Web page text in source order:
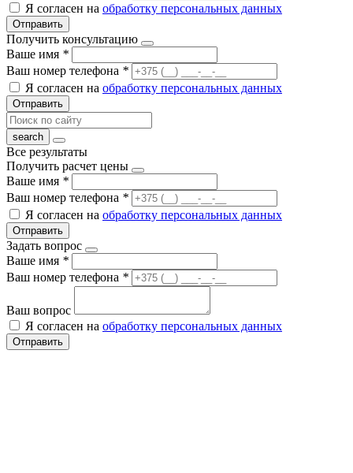
Я согласен на обработку персональных данных
Отправить
Получить консультацию
Ваше имя *
Ваш номер телефона *
Я согласен на обработку персональных данных
Отправить
Все результаты
Получить расчет цены
Ваше имя *
Ваш номер телефона *
Я согласен на обработку персональных данных
Отправить
Задать вопрос
Ваше имя *
Ваш номер телефона *
Ваш вопрос
Я согласен на обработку персональных данных
Отправить